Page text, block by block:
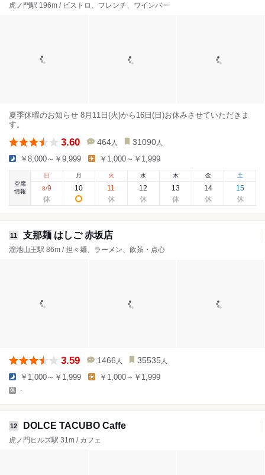
虎ノ門駅 196m / ビストロ、フレンチ、ワインバー
夏季休暇のお知らせ 8月11日(火)から16日(日)お休みさせていただきま
す。
3.60 464 人 31090 人
￥8,000～￥9,999 ￥1,000～￥1,999
空席
情報
日
8/9
月
10
火
11
水
12
木
13
金
14
土
15
11 支那麺 はしご 赤坂店
溜池山王駅 86m / 担々麺、ラーメン、飲茶・点心
3.59 1466 人 35535 人
￥1,000～￥1,999 ￥1,000～￥1,999
-
12 DOLCE TACUBO Caffe
虎ノ門ヒルズ駅 31m / カフェ